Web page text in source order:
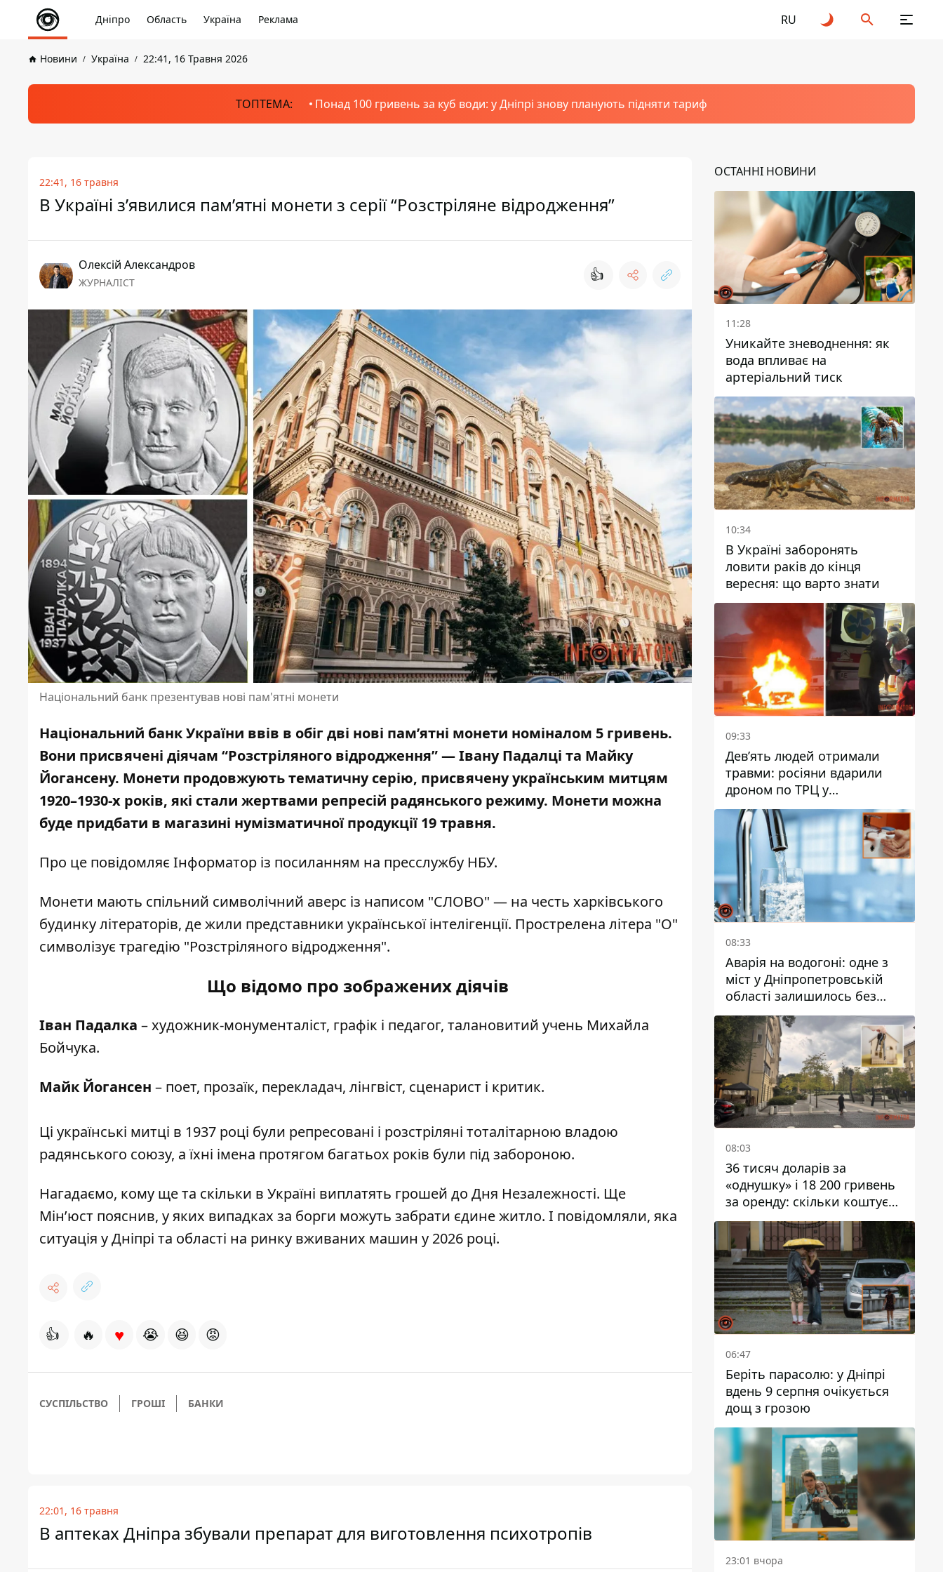
Дніпро Область Україна Реклама RU
Новини Україна 22:41, 16 Травня 2026
ТОПТЕМА: Понад 100 гривень за куб води: у Дніпрі знову планують підняти тариф
22:41, 16 травня
В Україні з’явилися пам’ятні монети з серії “Розстріляне відродження”
Олексій Александров
ЖУРНАЛІСТ 👍
Національний банк презентував нові пам'ятні монети
Національний банк України ввів в обіг дві нові пам’ятні монети номіналом 5 гривень.
Вони присвячені діячам “Розстріляного відродження” — Івану Падалці та Майку
Йогансену. Монети продовжують тематичну серію, присвячену українським митцям
1920–1930-х років, які стали жертвами репресій радянського режиму. Монети можна
буде придбати в магазині нумізматичної продукції 19 травня.
Про це повідомляє Інформатор із посиланням на пресслужбу НБУ.
Монети мають спільний символічний аверс із написом "СЛОВО" — на честь харківського
будинку літераторів, де жили представники української інтелігенції. Прострелена літера "О"
символізує трагедію "Розстріляного відродження".
Що відомо про зображених діячів
Іван Падалка – художник-монументаліст, графік і педагог, талановитий учень Михайла
Бойчука.
Майк Йогансен – поет, прозаїк, перекладач, лінгвіст, сценарист і критик.
Ці українські митці в 1937 році були репресовані і розстріляні тоталітарною владою
радянського союзу, а їхні імена протягом багатьох років були під забороною.
Нагадаємо, кому ще та скільки в Україні виплатять грошей до Дня Незалежності. Ще
Мін’юст пояснив, у яких випадках за борги можуть забрати єдине житло. І повідомляли, яка
ситуація у Дніпрі та області на ринку вживаних машин у 2026 році.
👍 🔥 ♥ 😭 😆 😡
СУСПІЛЬСТВО ГРОШІ БАНКИ
22:01, 16 травня
В аптеках Дніпра збували препарат для виготовлення психотропів
ОСТАННІ НОВИНИ
11:28
Уникайте зневоднення: як
вода впливає на
артеріальний тиск
10:34
В Україні заборонять
ловити раків до кінця
вересня: що варто знати
09:33
Дев’ять людей отримали
травми: росіяни вдарили
дроном по ТРЦ у
Павлограді, чи
працюватиме заклад надалі
08:33
Аварія на водогоні: одне з
міст у Дніпропетровській
області залишилось без
води
08:03
36 тисяч доларів за
«однушку» і 18 200 гривень
за оренду: скільки коштує
житло у Дніпропетровської
області
06:47
Беріть парасолю: у Дніпрі
вдень 9 серпня очікується
дощ з грозою
23:01 вчора